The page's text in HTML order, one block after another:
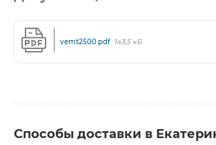
vemt2500.pdf 143,5 кБ
Способы доставки в